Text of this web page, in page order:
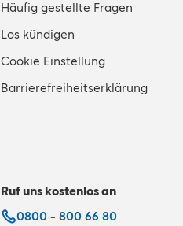
Häufig gestellte Fragen
Los kündigen
Cookie Einstellung
Barrierefreiheitserklärung
Ruf uns kostenlos an
0800 - 800 66 80